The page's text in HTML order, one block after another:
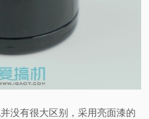
没有很大区别，采用亮面漆的